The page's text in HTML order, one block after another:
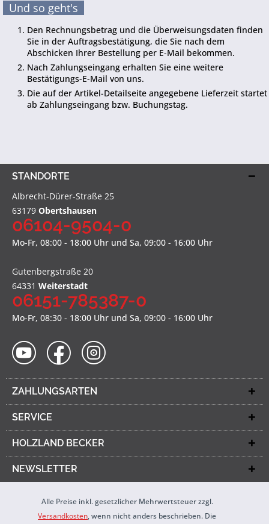
Und so geht's
Den Rechnungsbetrag und die Überweisungsdaten finden
Sie in der Auftragsbestätigung, die Sie nach dem
Abschicken Ihrer Bestellung per E-Mail bekommen.
Nach Zahlungseingang erhalten Sie eine weitere
Bestätigungs-E-Mail von uns.
Die auf der Artikel-Detailseite angegebene Lieferzeit startet
ab Zahlungseingang bzw. Buchungstag.
STANDORTE
Albrecht-Dürer-Straße 25
63179 Obertshausen
06104-9504-0
Mo-Fr, 08:00 - 18:00 Uhr und Sa, 09:00 - 16:00 Uhr
Gutenbergstraße 20
64331 Weiterstadt
06151-785387-0
Mo-Fr, 08:30 - 18:00 Uhr und Sa, 09:00 - 16:00 Uhr
ZAHLUNGSARTEN
SERVICE
HOLZLAND BECKER
NEWSLETTER
Alle Preise inkl. gesetzlicher Mehrwertsteuer zzgl.
Versandkosten, wenn nicht anders beschrieben. Die